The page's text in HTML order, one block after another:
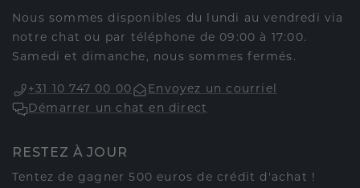
Nous sommes disponibles du lundi au vendredi via
notre chat ou par téléphone de 09:00 à 17:00.
Samedi et dimanche, nous sommes fermés.
+31 10 747 00 00
Envoyez un courriel
Démarrer un chat en direct
RESTEZ À JOUR
Tentez de gagner 500 euros de crédit d'achat !